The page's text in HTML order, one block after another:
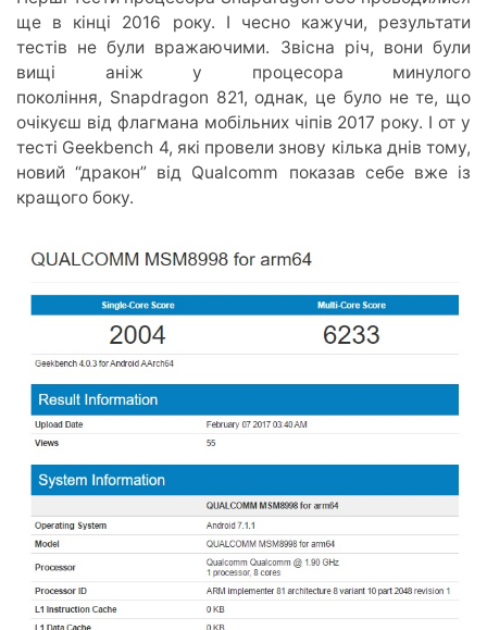
ще в кінці 2016 року. І чесно кажучи, результати
тестів не були вражаючими. Звісна річ, вони були
вищі аніж у процесора минулого
покоління, Snapdragon 821, однак, це було не те, що
очікуєш від флагмана мобільних чіпів 2017 року. І от у
тесті Geekbench 4, які провели знову кілька днів тому,
новий “дракон” від Qualcomm показав себе вже із
кращого боку.